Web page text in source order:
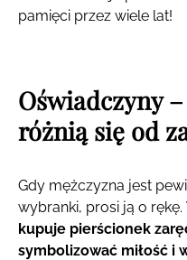
pamięci przez wiele lat!
Oświadczyny
różnią się od
Gdy mężczyzna jest
wybranki, prosi ją o rękę.
kupuje pierścionek
symbolizować miłość i